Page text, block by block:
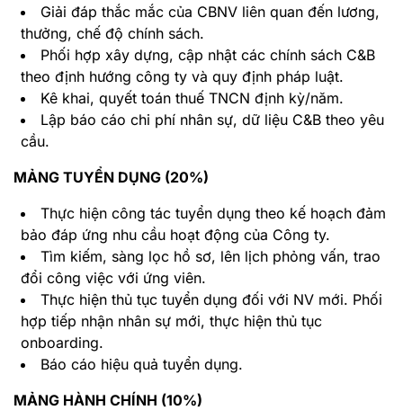
Giải đáp thắc mắc của CBNV liên quan đến lương,
thưởng, chế độ chính sách.
Phối hợp xây dựng, cập nhật các chính sách C&B
theo định hướng công ty và quy định pháp luật.
Kê khai, quyết toán thuế TNCN định kỳ/năm.
Lập báo cáo chi phí nhân sự, dữ liệu C&B theo yêu
cầu.
MẢNG TUYỂN DỤNG (20%)
Thực hiện công tác tuyển dụng theo kế hoạch đảm
bảo đáp ứng nhu cầu hoạt động của Công ty.
Tìm kiếm, sàng lọc hồ sơ, lên lịch phỏng vấn, trao
đổi công việc với ứng viên.
Thực hiện thủ tục tuyển dụng đối với NV mới. Phối
hợp tiếp nhận nhân sự mới, thực hiện thủ tục
onboarding.
Báo cáo hiệu quả tuyển dụng.
MẢNG HÀNH CHÍNH (10%)